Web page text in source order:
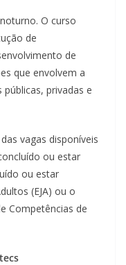
O curso
de
de
que envolvem a
privadas e
vagas disponíveis
ou estar
ou estar
(EJA) ou o
Competências de